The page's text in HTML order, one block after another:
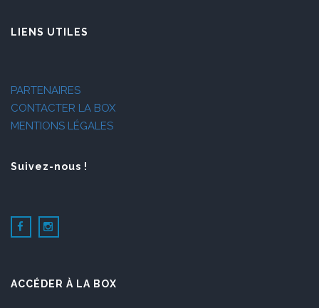
LIENS UTILES
PARTENAIRES
CONTACTER LA BOX
MENTIONS LÉGALES
Suivez-nous !
ACCÉDER À LA BOX